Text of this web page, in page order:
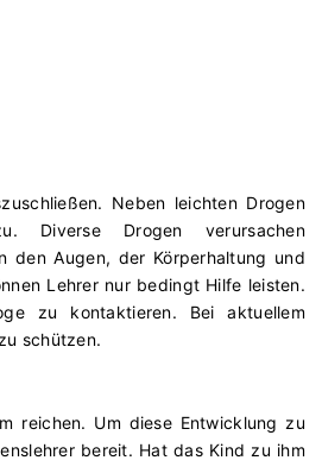
Neben leichten Drogen
Diverse Drogen verursachen
den Augen, der Körperhaltung und
Lehrer nur bedingt Hilfe leisten.
zu kontaktieren. Bei aktuellem
schützen.
reichen. Um diese Entwicklung zu
bereit. Hat das Kind zu ihm